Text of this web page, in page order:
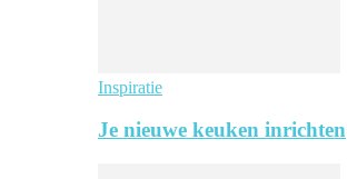
Inspiratie
Je nieuwe keuken inrichten